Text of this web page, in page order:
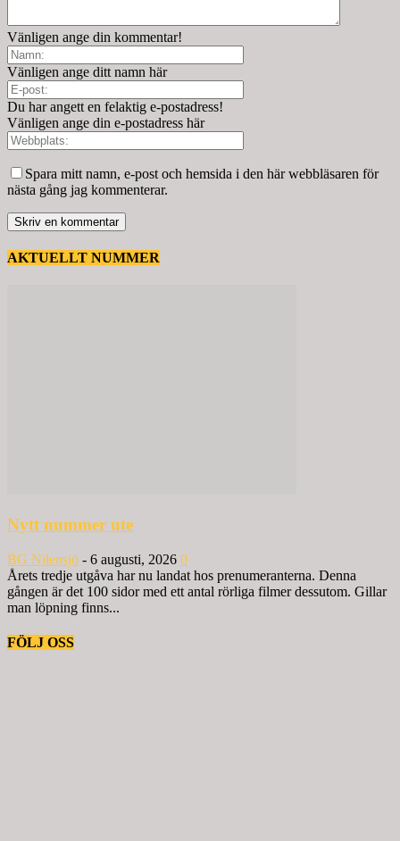
Vänligen ange din kommentar!
Vänligen ange ditt namn här
Du har angett en felaktig e-postadress!
Vänligen ange din e-postadress här
Spara mitt namn, e-post och hemsida i den här webbläsaren för
nästa gång jag kommenterar.
AKTUELLT NUMMER
Nytt nummer ute
BG Nilensjö - 6 augusti, 2026 0
Årets tredje utgåva har nu landat hos prenumeranterna. Denna
gången är det 100 sidor med ett antal rörliga filmer dessutom. Gillar
man löpning finns...
FÖLJ OSS